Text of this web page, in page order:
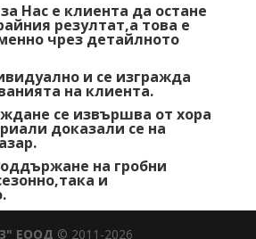
Нас е клиента да остане
резултат,а това е
чрез детайлното
и се изгражда
на клиента.
се извършва от хора
доказали се на
на гробни
и
ЕООД © 2011-2026